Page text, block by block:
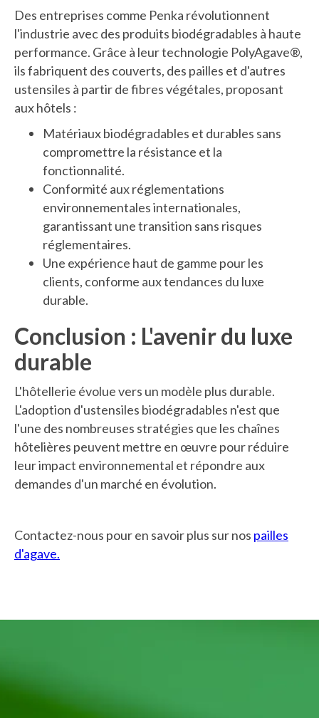
Des entreprises comme Penka révolutionnent
l'industrie avec des produits biodégradables à haute
performance. Grâce à leur technologie PolyAgave®,
ils fabriquent des couverts, des pailles et d'autres
ustensiles à partir de fibres végétales, proposant
aux hôtels :
Matériaux biodégradables et durables sans
compromettre la résistance et la
fonctionnalité.
Conformité aux réglementations
environnementales internationales,
garantissant une transition sans risques
réglementaires.
Une expérience haut de gamme pour les
clients, conforme aux tendances du luxe
durable.
Conclusion : L'avenir du luxe
durable
L'hôtellerie évolue vers un modèle plus durable.
L'adoption d'ustensiles biodégradables n'est que
l'une des nombreuses stratégies que les chaînes
hôtelières peuvent mettre en œuvre pour réduire
leur impact environnemental et répondre aux
demandes d'un marché en évolution.
Contactez-nous pour en savoir plus sur nos pailles
d'agave.